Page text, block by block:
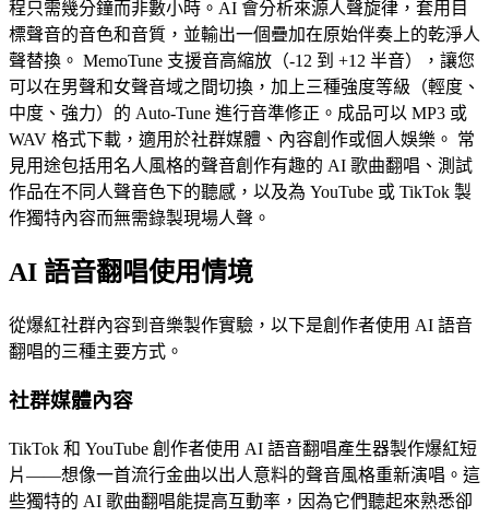
程只需幾分鐘而非數小時。AI 會分析來源人聲旋律，套用目
標聲音的音色和音質，並輸出一個疊加在原始伴奏上的乾淨人
聲替換。 MemoTune 支援音高縮放（-12 到 +12 半音），讓您
可以在男聲和女聲音域之間切換，加上三種強度等級（輕度、
中度、強力）的 Auto-Tune 進行音準修正。成品可以 MP3 或
WAV 格式下載，適用於社群媒體、內容創作或個人娛樂。 常
見用途包括用名人風格的聲音創作有趣的 AI 歌曲翻唱、測試
作品在不同人聲音色下的聽感，以及為 YouTube 或 TikTok 製
作獨特內容而無需錄製現場人聲。
AI 語音翻唱使用情境
從爆紅社群內容到音樂製作實驗，以下是創作者使用 AI 語音
翻唱的三種主要方式。
社群媒體內容
TikTok 和 YouTube 創作者使用 AI 語音翻唱產生器製作爆紅短
片——想像一首流行金曲以出人意料的聲音風格重新演唱。這
些獨特的 AI 歌曲翻唱能提高互動率，因為它們聽起來熟悉卻